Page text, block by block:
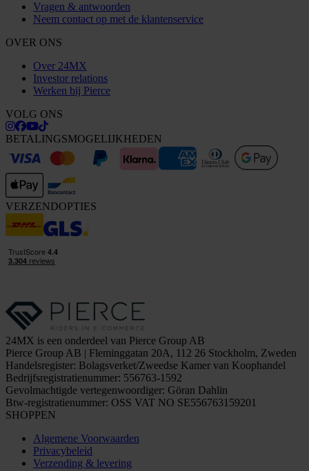
Vragen & antwoorden
Neem contact op met de klantenservice
OVER ONS
Over 24MX
Investor relations
Werken bij Pierce
VOLG ONS
BETALINGSMOGELIJKHEDEN
VERZENDOPTIES
24MX is een onderdeel van Pierce Group AB
Pierce Group AB | Fleminggatan 20A, 112 26 Stockholm, Zweden
Handelsregister: Bolagsverket/Zweedse Kamer van Koophandel
Bedrijfsregistratienummer: 556763-1592
Gevolmachtigde vertegenwoordiger: Göran Dahlin
Btw-registratienummer: OSS VAT NO SE556763159201
SHOPPEN
Algemene Voorwaarden
Privacybeleid
Verzending & levering